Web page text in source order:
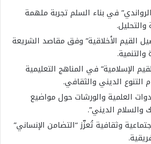
الرواندي” في بناء السلم تجربة ملهمة
القيم الأخلاقية” وفق مقاصد الشريعة
الإسلامية” في المناهج التعليمية
التنوع الديني والثقافي.
العلمية والورشات حول مواضيع
والسلام الديني”.
وثقافية تُعزّز “التضامن الإنساني”